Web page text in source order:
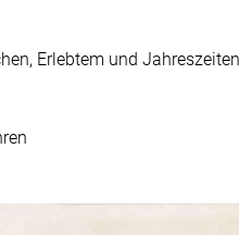
Erlebtem und